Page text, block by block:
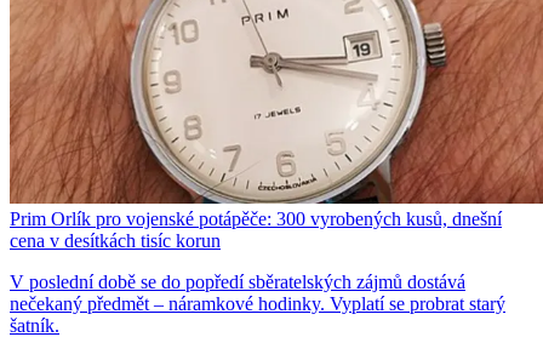
Prim Orlík pro vojenské potápěče: 300 vyrobených kusů, dnešní
cena v desítkách tisíc korun
V poslední době se do popředí sběratelských zájmů dostává
nečekaný předmět – náramkové hodinky. Vyplatí se probrat starý
šatník.